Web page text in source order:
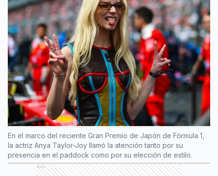
En el marco del reciente Gran Premio de Japón de Fórmula 1,
la actriz Anya Taylor-Joy llamó la atención tanto por su
presencia en el paddock como por su elección de estilo.
Ads